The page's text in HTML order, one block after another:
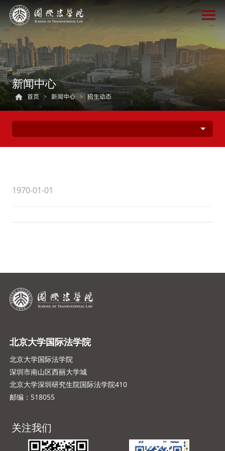
新闻中心
首页 > 新闻中心 > 招生动态
1970-01-01
北京大学国际法学院
北京大学国际法学院
深圳市南山区西丽大学城
北京大学深圳研究生院国际法学院410
邮编：518055
关注我们